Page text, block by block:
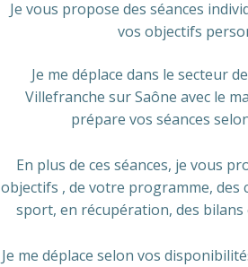
Je vous propose des séances
vos objectifs
Je me déplace dans le secteur
Villefranche sur Saône avec le
prépare vos séances
En plus de ces séances, je vous
objectifs , de votre programme, des
sport, en récupération, des
Je me déplace selon vos